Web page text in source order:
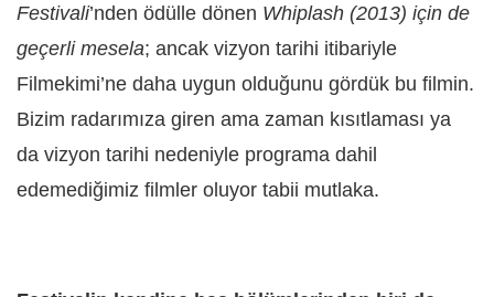
Festivali’nden ödülle dönen Whiplash (2013) için de
geçerli mesela; ancak vizyon tarihi itibariyle
Filmekimi’ne daha uygun olduğunu gördük bu filmin.
Bizim radarımıza giren ama zaman kısıtlaması ya
da vizyon tarihi nedeniyle programa dahil
edemediğimiz filmler oluyor tabii mutlaka.